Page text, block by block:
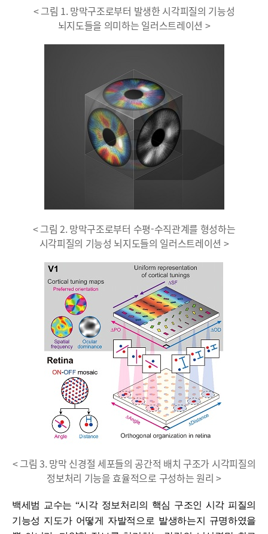
< 그림 1. 망막구조로부터 발생한 시각피질의 기능성
뇌지도들을 의미하는 일러스트레이션 >
< 그림 2. 망막구조로부터 수평-수직관계를 형성하는
시각피질의 기능성 뇌지도들의 일러스트레이션 >
< 그림 3. 망막 신경절 세포들의 공간적 배치 구조가 시각피질의
정보처리 기능을 효율적으로 구성하는 원리 >
백세범 교수는 “시각 정보처리의 핵심 구조인 시각 피질의
기능성 지도가 어떻게 자발적으로 발생하는지 규명하였을